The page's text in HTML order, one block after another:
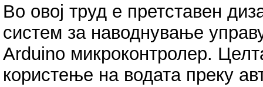
Во овој труд е претставен
систем за наводнување
Arduino микроконтролер.
користење на водата преку